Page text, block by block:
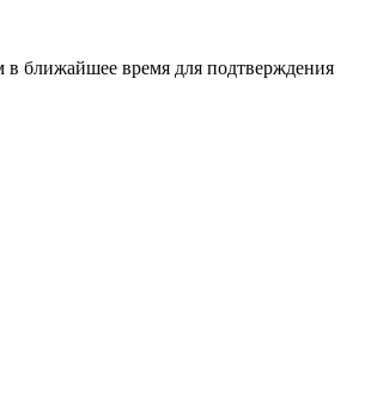
ближайшее время для подтверждения